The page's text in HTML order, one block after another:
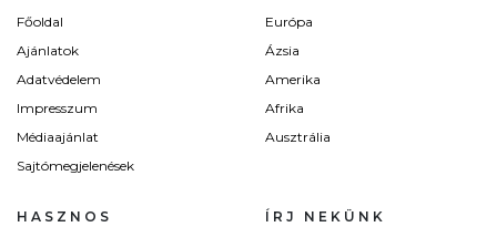
Főoldal
Ajánlatok
Adatvédelem
Impresszum
Médiaajánlat
Sajtómegjelenések
Európa
Ázsia
Amerika
Afrika
Ausztrália
HASZNOS ÍRJ NEKÜNK